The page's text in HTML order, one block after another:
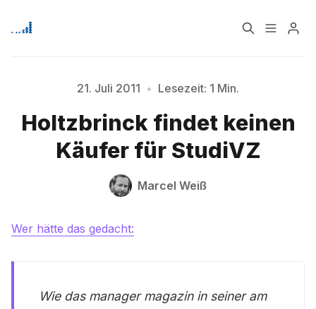
Signup
21. Juli 2011 • Lesezeit: 1 Min.
Holtzbrinck findet keinen
Käufer für StudiVZ
Marcel Weiß
Wer hätte das gedacht:
Wie das manager magazin in seiner am